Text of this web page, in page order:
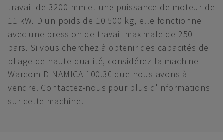
travail de 3200 mm et une puissance de moteur de
11 kW. D'un poids de 10 500 kg, elle fonctionne
avec une pression de travail maximale de 250
bars. Si vous cherchez à obtenir des capacités de
pliage de haute qualité, considérez la machine
Warcom DINAMICA 100.30 que nous avons à
vendre. Contactez-nous pour plus d'informations
sur cette machine.